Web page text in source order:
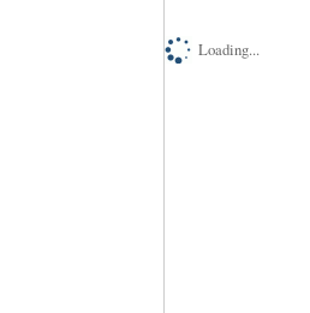
Loading...